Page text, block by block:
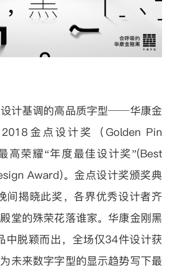
设计基调的高品质字型──华康金
金点设计奖（Golden Pin
高荣耀“年度最佳设计奖”(Best
Award)。金点设计奖颁奖典
间揭晓此奖，各界优秀设计者齐
堂的殊荣花落谁家。华康金刚黑
中脱颖而出，全场仅34件设计获
未来数字字型的显示趋势写下最